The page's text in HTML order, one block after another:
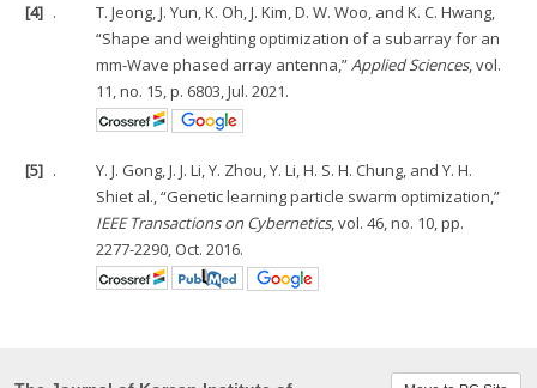
[4] .
T. Jeong, J. Yun, K. Oh, J. Kim, D. W. Woo, and K. C. Hwang,
“Shape and weighting optimization of a subarray for an
mm-Wave phased array antenna,”Applied Sciences, vol.
11, no. 15, p. 6803, Jul. 2021.
[5] .
Y. J. Gong, J. J. Li, Y. Zhou, Y. Li, H. S. H. Chung, and Y. H.
Shiet al., “Genetic learning particle swarm optimization,”
IEEE Transactions on Cybernetics, vol. 46, no. 10, pp.
2277-2290, Oct. 2016.